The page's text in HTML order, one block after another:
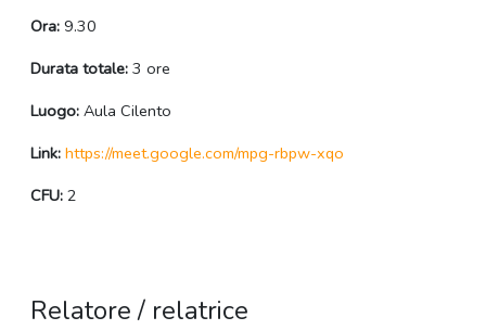
Ora: 9.30
Durata totale: 3 ore
Luogo: Aula Cilento
Link: https://meet.google.com/mpg-rbpw-xqo
CFU: 2
Relatore / relatrice